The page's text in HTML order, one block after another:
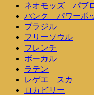
ネオモッズ パブ
パンク パワーポ
ブラジル
フリーソウル
フレンチ
ボーカル
ラテン
レゲエ スカ
ロカビリー